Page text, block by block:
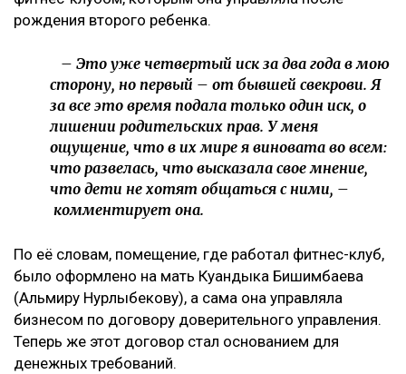
рождения второго ребенка.
– Это уже четвертый иск за два года в мою
сторону, но первый – от бывшей свекрови. Я
за все это время подала только один иск, о
лишении родительских прав. У меня
ощущение, что в их мире я виновата во всем:
что развелась, что высказала свое мнение,
что дети не хотят общаться с ними, –
комментирует она.
По её словам, помещение, где работал фитнес-клуб,
было оформлено на мать Куандыка Бишимбаева
(Альмиру Нурлыбекову), а сама она управляла
бизнесом по договору доверительного управления.
Теперь же этот договор стал основанием для
денежных требований.